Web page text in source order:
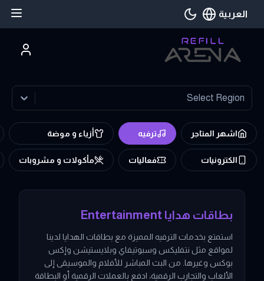
العربية
اللغة الحالية
Select Region
اشهر المتاجر
الكترونيات
ترفيه
فعاليات
أزياء و موضة
مأكولات و مشروبات
بطاقات هدايا Entertainment
استمتع بخدمات الترفيه المميزة مع بطاقات الهدايا لدينا
لمواقع مثل نتفليكس وسبوتيفاي وبلايستيشن وإكس
بوكس وغيرها. من البث المباشر للأفلام والموسيقى إلى
الألعاب والتجارب الرقمية، ادفع بالعملات الرقمية أو البطاقة